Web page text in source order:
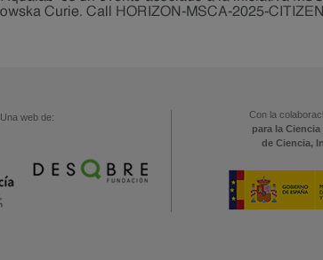
Una web de: Con la
para la
de Ciencia,